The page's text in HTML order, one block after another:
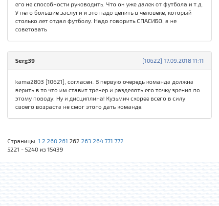
его не способности руководить. Что он уже далек от футбола и т.д.
У него большие заслуги и это надо ценить в человеке, который
столько лет отдал футболу. Надо говорить СПАСИБО, а не
советовать
[10622] 17.09.2018 11:11
Serg39
kama2803 [10621], согласен. В первую очередь команда должна
верить в то что им ставит тренер и разделять его точку зрения по
этому поводу. Ну и дисциплина! Кузьмич скорее всего в силу
своего возраста не смог этого дать команде.
Страницы: 1 2 260 261 262 263 264 771 772
5221 - 5240 из 15439